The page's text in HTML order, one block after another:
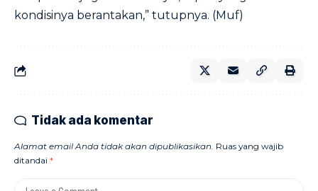
kondisinya berantakan,” tutupnya. (Muf)
Tidak ada komentar
Alamat email Anda tidak akan dipublikasikan. Ruas yang wajib
ditandai *